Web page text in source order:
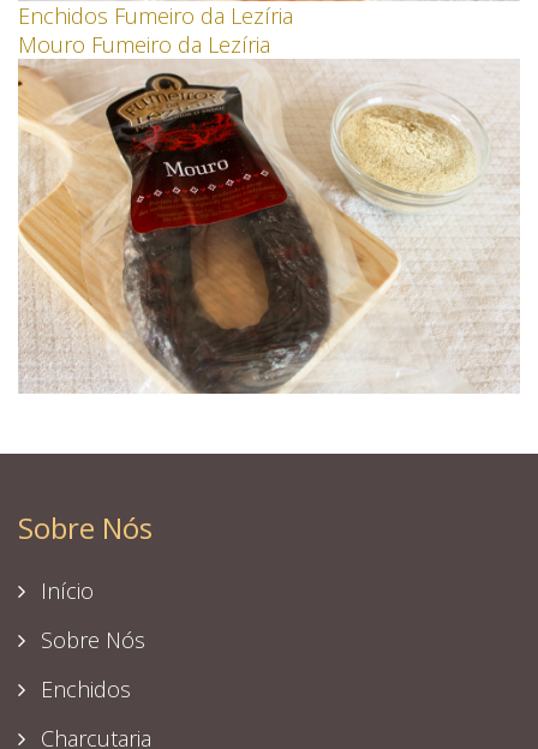
Enchidos Fumeiro da Lezíria
Mouro Fumeiro da Lezíria
Sobre Nós
Início
Sobre Nós
Enchidos
Charcutaria